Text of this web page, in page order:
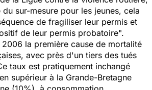
sur-mesure pour les jeunes, cela
de fragiliser leur permis et
de leur permis probatoire".
la première cause de mortalité
avec près d'un tiers des tués
taux est pratiquement inchangé
supérieur à la Grande-Bretagne